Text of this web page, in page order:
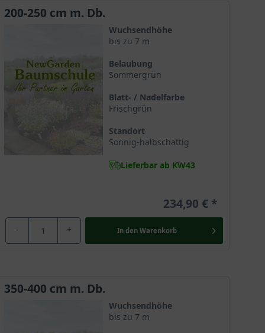
der Einfluss der Sonne, desto prächtiger wird die
Er kann somit jedem noch so kalten Wintertag
ermöglicht. Er glänzt als Solitär auf einer
als freiwachsend Hecke genutzt werden und
oder einer Dachterrasse und schenkt dort
200-250 cm m. Db.
Wuchsendhöhe
bis zu 7 m
Belaubung
Sommergrün
Blatt- / Nadelfarbe
Frischgrün
Standort
Sonnig-halbschattig
Lieferbar ab KW43
234,90 €
- + In den Warenkorb
350-400 cm m. Db.
Wuchsendhöhe
bis zu 7 m